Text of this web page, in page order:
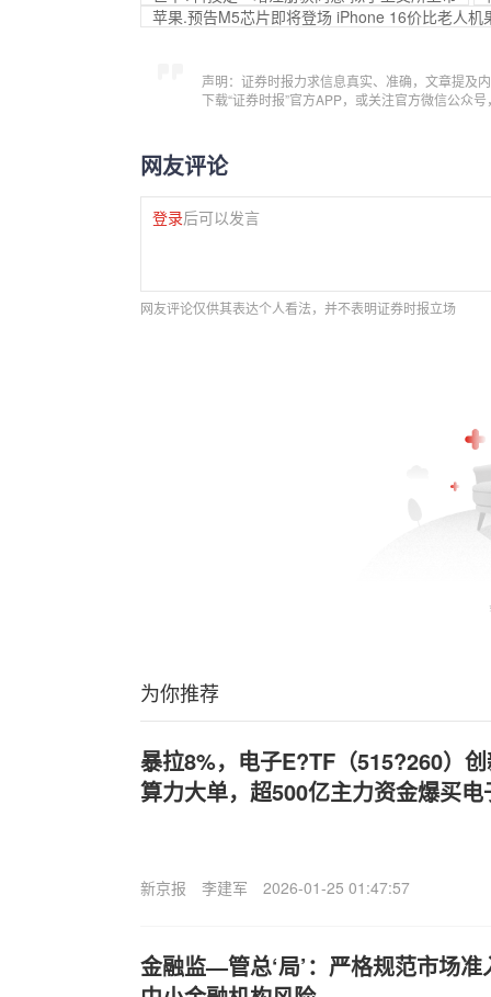
苹果.预告M5芯片即将登场 iPhone 16价比老人机
声明：证券时报力求信息真实、准确，文章提及
下载“证券时报”官方APP，或关注官方微信公众
网友评论
登录后可以发言
网友评论仅供其表达个人看法，并不表明证券时报立场
为你推荐
暴拉8%，电子E?TF（515?260）
算力大单，超500亿主力资金爆买电
新京报 李建军 2026-01-25 01:47:57
金融监—管总‘局’：严格规范市场